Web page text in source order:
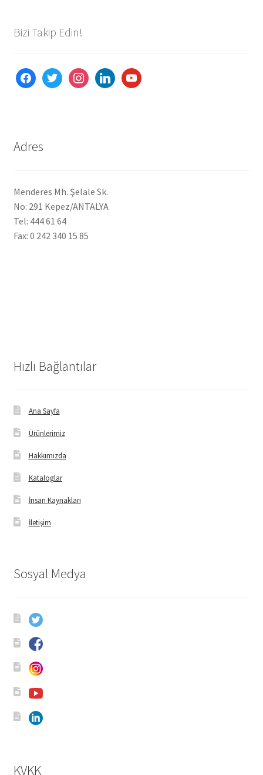
Uzakdoğu Mutfağı
Yönetim Kurulu
Bizi Takip Edin!
facebooktwitter instagramlinkedinyoutube
Adres
Menderes Mh. Şelale Sk.
No: 291 Kepez/ANTALYA
Tel: 444 61 64
Fax: 0 242 340 15 85
Hızlı Bağlantılar
Ana Sayfa
Ürünlerimiz
Hakkımızda
Kataloglar
İnsan Kaynakları
İletişim
Sosyal Medya
KVKK